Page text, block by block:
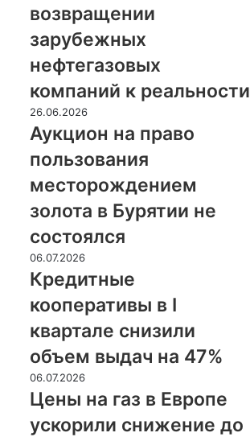
возвращении
зарубежных
нефтегазовых
компаний
реальности
возвращении
зарубежных
нефтегазовых
компаний к реальности
Аукцион
на
право
пользования
месторождением
золота
в
не
состоялся
26.06.2026
Аукцион на право
пользования
месторождением
золота в Бурятии не
состоялся
Кредитные
кооперативы
квартале
снизили
объем
выдач
на
47%
06.07.2026
Кредитные
кооперативы в I
квартале снизили
объем выдач на 47%
Цены
на
газ
в
06.07.2026
Цены на газ в Европе
ускорили снижение до